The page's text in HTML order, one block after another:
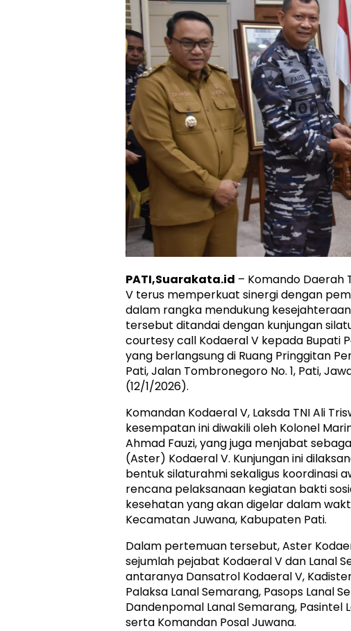
PATI,Suarakata.id – Komando Daerah
V terus memperkuat sinergi dengan
dalam rangka mendukung
tersebut ditandai dengan kunjungan
courtesy call Kodaeral V kepada Bupati
yang berlangsung di Ruang Pringgitan
Pati, Jalan Tombronegoro No. 1, Pati,
(12/1/2026).
Komandan Kodaeral V, Laksda TNI Ali
kesempatan ini diwakili oleh Kolonel
Ahmad Fauzi, yang juga menjabat
(Aster) Kodaeral V. Kunjungan ini
bentuk silaturahmi sekaligus koordinasi
rencana pelaksanaan kegiatan bakti
kesehatan yang akan digelar dalam
Kecamatan Juwana, Kabupaten Pati.
Dalam pertemuan tersebut, Aster
sejumlah pejabat Kodaeral V dan Lanal
antaranya Dansatrol Kodaeral V,
Palaksa Lanal Semarang, Pasops Lanal
Dandenpomal Lanal Semarang, Pasintel
serta Komandan Posal Juwana.